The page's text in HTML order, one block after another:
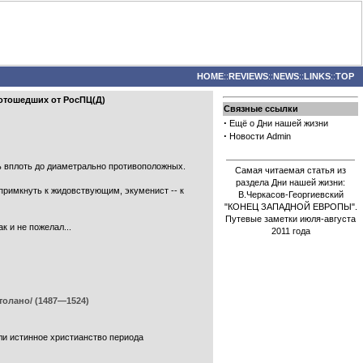
HOME::REVIEWS::NEWS::LINKS::TOP
от РосПЦ(Д)
до диаметрально противоположных.
к жидовствующим, экуменист -- к
и не пожелал...
(1487—1524)
истинное христианство периода
Связные ссылки
· Ещё о Дни нашей жизни
· Новости Admin
Самая читаемая статья из
раздела Дни нашей жизни:
В.Черкасов-Георгиевский
"КОНЕЦ ЗАПАДНОЙ ЕВРОПЫ".
Путевые заметки июля-августа
2011 года